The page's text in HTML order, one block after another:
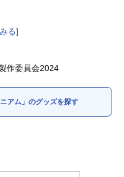
作委員会2024
アム」のグッズを探す